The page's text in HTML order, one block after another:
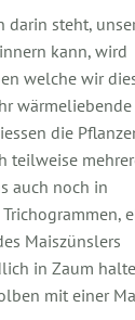
steht,
kann, wird
welche wir
wärmeliebende
die
teilweise
auch noch in
Maiszünslers
in Zaum
mit einer